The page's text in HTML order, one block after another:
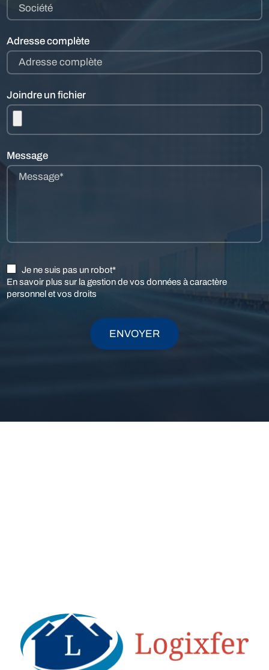
Société
Adresse complète
Adresse complète
Joindre un fichier
Message
Message*
Je ne suis pas un robot*
En savoir plus sur la gestion de vos données à caractère
personnel et vos droits
ENVOYER